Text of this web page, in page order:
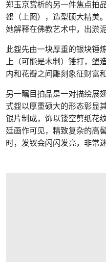
郑玉京赏析的另一件焦点拍
盌（上图），造型硕大精美
她解释在佛教艺术中，出淤
此盌先由一块厚重的银块锤
上（可能是木制）锤打，塑
内和花瓣之间雕刻象征财富
另一瞩目拍品是一对描绘展
式盌以厚重硕大的形态彰显
银片制成，饰以镂空剪纸花
廷画作可见，精致复杂的高
时，发钗会闪闪发亮，非常